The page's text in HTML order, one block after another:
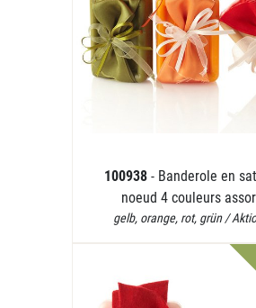
100938 - Banderole en
noeud 4 couleurs
gelb, orange, rot, grün /